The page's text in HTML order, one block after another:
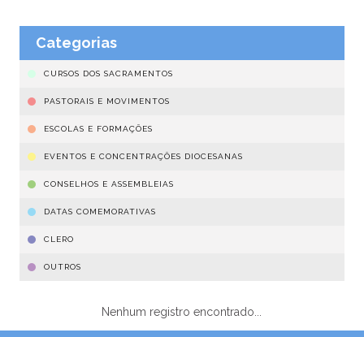
Categorias
CURSOS DOS SACRAMENTOS
PASTORAIS E MOVIMENTOS
ESCOLAS E FORMAÇÕES
EVENTOS E CONCENTRAÇÕES DIOCESANAS
CONSELHOS E ASSEMBLEIAS
DATAS COMEMORATIVAS
CLERO
OUTROS
Nenhum registro encontrado...